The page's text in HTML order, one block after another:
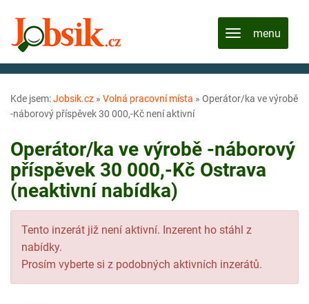
Kde jsem:Jobsik.cz » Volná pracovní místa » Operátor/ka ve výrobě
-náborový příspěvek 30 000,-Kč není aktivní
Operátor/ka ve výrobě -náborový
příspěvek 30 000,-Kč Ostrava
(neaktivní nabídka)
Tento inzerát již není aktivní. Inzerent ho stáhl z
nabídky.
Prosím vyberte si z podobných aktivních inzerátů.